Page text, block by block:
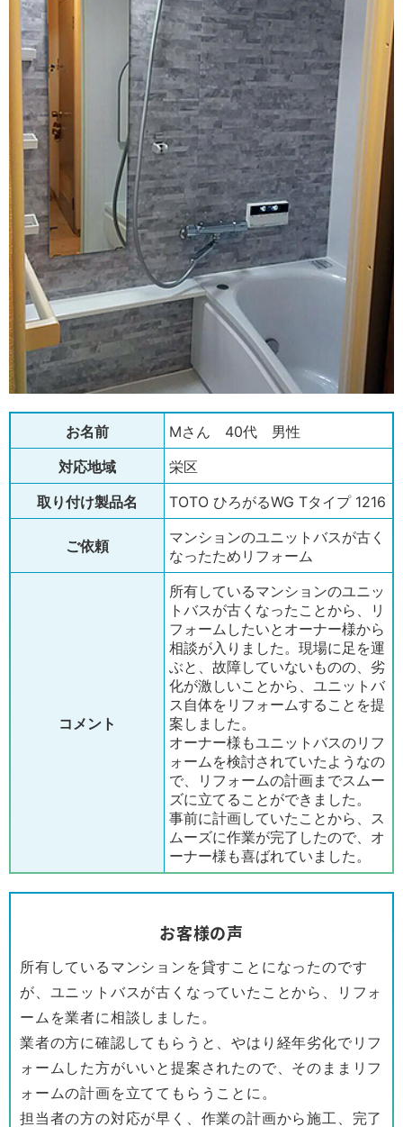
お名前
Mさん 40代 男性
対応地域
栄区
取り付け製品名
TOTO ひろがるWG Tタイプ 1216
ご依頼
マンションのユニットバスが古く
なったためリフォーム
コメント
所有しているマンションのユニッ
トバスが古くなったことから、リ
フォームしたいとオーナー様から
相談が入りました。現場に足を運
ぶと、故障していないものの、劣
化が激しいことから、ユニットバ
ス自体をリフォームすることを提
案しました。
オーナー様もユニットバスのリフ
ォームを検討されていたようなの
で、リフォームの計画までスムー
ズに立てることができました。
事前に計画していたことから、ス
ムーズに作業が完了したので、オ
ーナー様も喜ばれていました。
お客様の声
所有しているマンションを貸すことになったのです
が、ユニットバスが古くなっていたことから、リフォ
ームを業者に相談しました。
業者の方に確認してもらうと、やはり経年劣化でリフ
ォームした方がいいと提案されたので、そのままリフ
ォームの計画を立ててもらうことに。
担当者の方の対応が早く、作業の計画から施工、完了